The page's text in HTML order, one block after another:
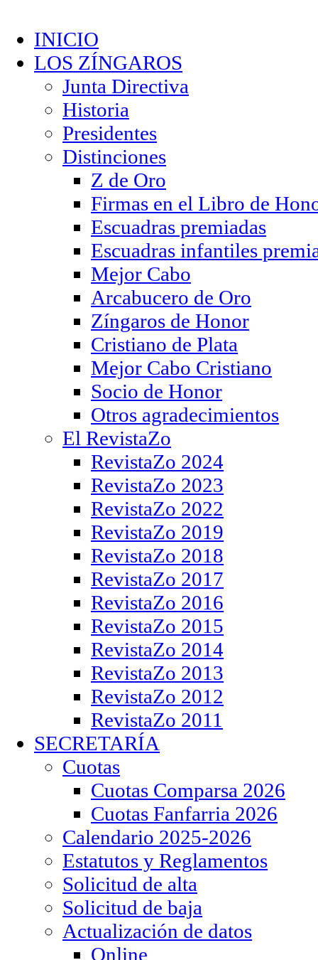
INICIO
LOS ZÍNGAROS
Junta Directiva
Historia
Presidentes
Distinciones
Z de Oro
Firmas en el Libro de
Escuadras premiadas
Escuadras infantiles
Mejor Cabo
Arcabucero de Oro
Zíngaros de Honor
Cristiano de Plata
Mejor Cabo Cristiano
Socio de Honor
Otros agradecimientos
El RevistaZo
RevistaZo 2024
RevistaZo 2023
RevistaZo 2022
RevistaZo 2019
RevistaZo 2018
RevistaZo 2017
RevistaZo 2016
RevistaZo 2015
RevistaZo 2014
RevistaZo 2013
RevistaZo 2012
RevistaZo 2011
SECRETARÍA
Cuotas
Cuotas Comparsa 2026
Cuotas Fanfarria 2026
Calendario 2025-2026
Estatutos y Reglamentos
Solicitud de alta
Solicitud de baja
Actualización de datos
Online